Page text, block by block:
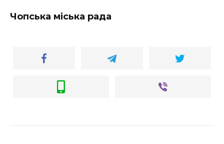
Чопська міська рада